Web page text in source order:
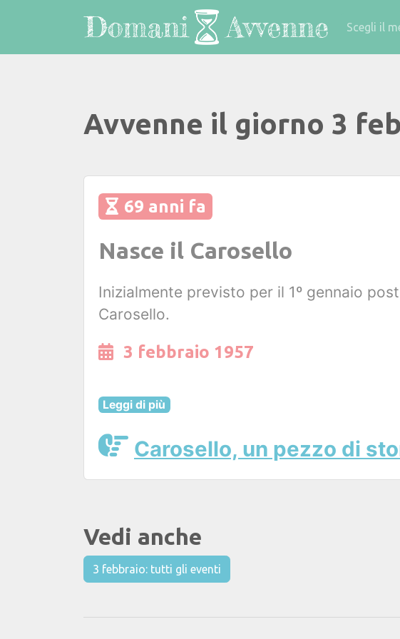
Scegli il
Avvenne il giorno 3
69 anni fa
Nasce il Carosello
Inizialmente previsto per il 1º gennaio
Carosello.
3 febbraio 1957
Leggi di più
Carosello, un pezzo di
Vedi anche
3 febbraio: tutti gli eventi